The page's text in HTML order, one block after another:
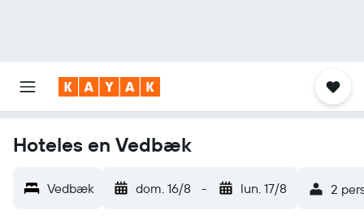
Hoteles en Vedbæk
Vedbæk dom. 16/8 - lun. 17/8 2